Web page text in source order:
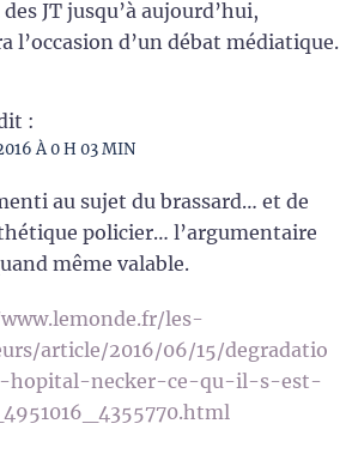
JT jusqu’à aujourd’hui,
l’occasion d’un débat médiatique.
:
À 0 H 03 MIN
au sujet du brassard… et de
policier… l’argumentaire
même valable.
les-
article/2016/06/15/degradatio
hopital-necker-ce-qu-il-s-est-